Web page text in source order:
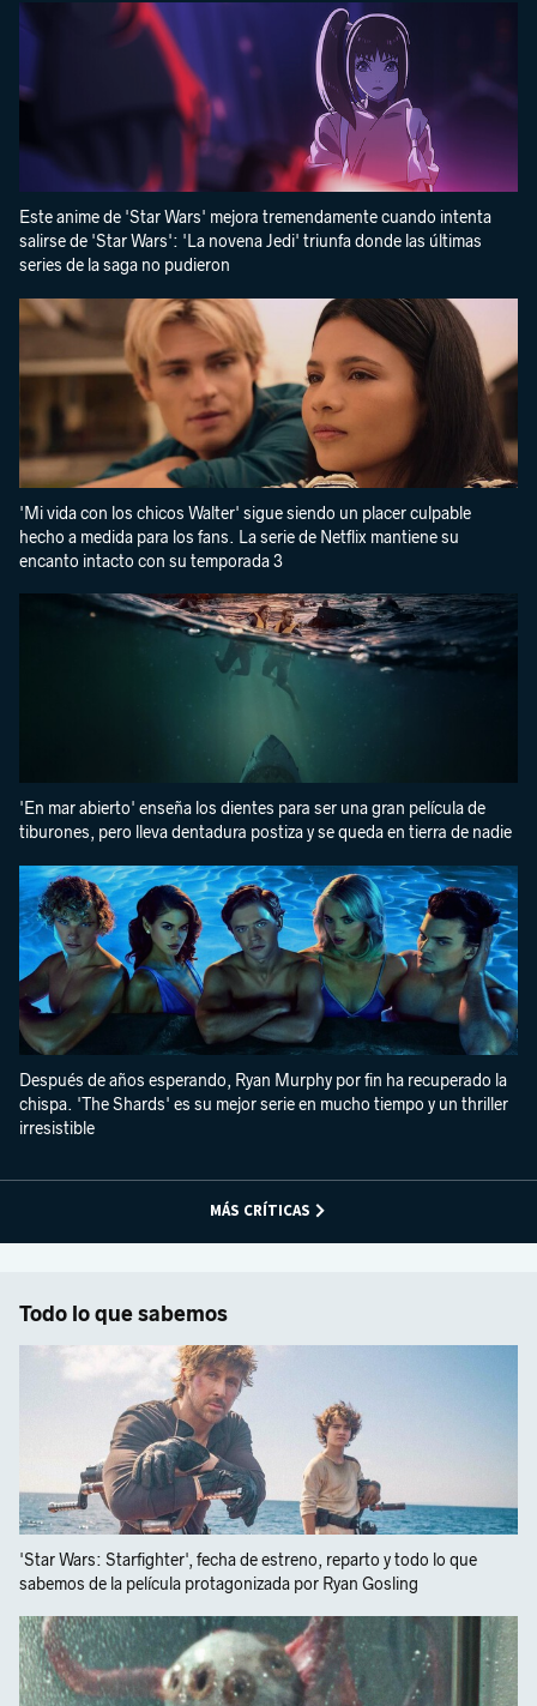
Este anime de 'Star Wars' mejora tremendamente cuando intenta
salirse de 'Star Wars': 'La novena Jedi' triunfa donde las últimas
series de la saga no pudieron
'Mi vida con los chicos Walter' sigue siendo un placer culpable
hecho a medida para los fans. La serie de Netflix mantiene su
encanto intacto con su temporada 3
'En mar abierto' enseña los dientes para ser una gran película de
tiburones, pero lleva dentadura postiza y se queda en tierra de nadie
Después de años esperando, Ryan Murphy por fin ha recuperado la
chispa. 'The Shards' es su mejor serie en mucho tiempo y un thriller
irresistible
MÁS CRÍTICAS
Todo lo que sabemos
'Star Wars: Starfighter', fecha de estreno, reparto y todo lo que
sabemos de la película protagonizada por Ryan Gosling